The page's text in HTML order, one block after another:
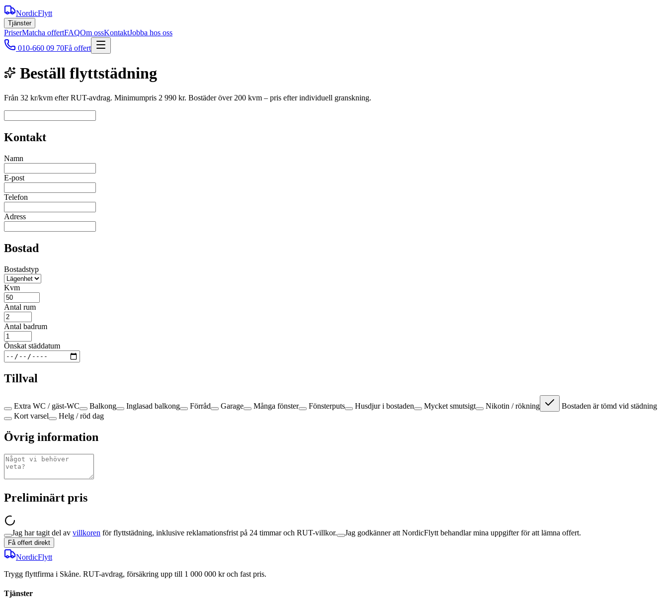
NordicFlytt
Tjänster
PriserMatcha offertFAQOm ossKontaktJobba hos oss
010-660 09 70Få offert
Beställ flyttstädning
Från 32 kr/kvm efter RUT-avdrag. Minimumpris 2 990 kr. Bostäder över 200 kvm – pris efter individuell granskning.
Kontakt
Namn
E-post
Telefon
Adress
Bostad
Bostadstyp
Kvm
Antal rum
Antal badrum
Önskat städdatum
Tillval
Extra WC / gäst-WC Balkong Inglasad balkong Förråd Garage Många fönster Fönsterputs Husdjur i bostaden Mycket smutsigt Nikotin / rökning
Bostaden är tömd vid städning
Kort varsel
Helg / röd dag
Övrig information
Preliminärt pris
Jag har tagit del av villkoren för flyttstädning, inklusive reklamationsfrist på 24 timmar och RUT-villkor. Jag godkänner att NordicFlytt behandlar mina uppgifter för att lämna offert.
Få offert direkt
NordicFlytt
Trygg flyttfirma i Skåne. RUT-avdrag, försäkring upp till 1 000 000 kr och fast pris.
Tjänster